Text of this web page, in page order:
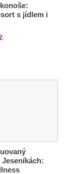
s jídlem i